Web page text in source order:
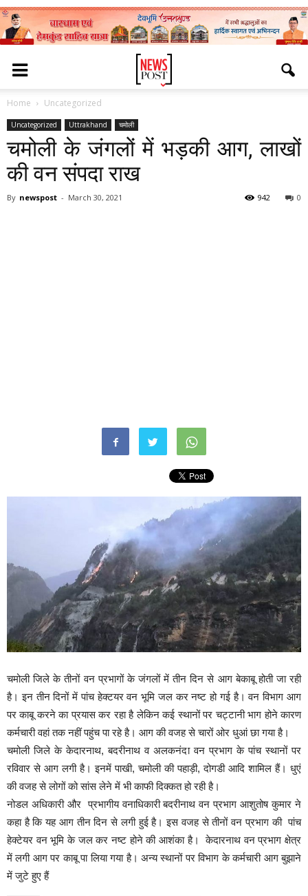
Home Uncategorized
Uncategorized Uttrakhand चमोली
चमोली के जंगलों में भड़की आग, लाखों
की वन संपदा राख
By newspost - March 30, 2021 0
942
चमोली जिले के तीनों वन प्रभागों के जंगलों में तीन दिन से आग बेकाबू होती जा रही
है। इन तीन दिनों में पांच हेक्टयर वन भूमि जल कर नष्ट हो गई है। वन विभाग आग
पर काबू करने का प्रयास कर रहा है लेकिन कई स्थानों पर चट्टानी भाग होने कारण
कर्मचारी वहां तक नहीं पहुंच पा रहे है। आग की वजह से चारों ओर धुआं छा गया है।
चमोली जिले के केदारनाथ, बदरीनाथ व अलकनंदा वन प्रभाग के पांच स्थानों पर
रविवार से आग लगी है। इनमें पाखी, चमोली की पहाड़ी, दोगडी आदि शामिल हैं। धुएं
की वजह से लोगों को सांस लेने में भी काफी दिक्कत हो रही है।
नोडल अधिकारी और प्रभागीय वनाधिकारी बदरीनाथ वन प्रभाग आशुतोष कुमार ने
कहा है कि यह आग तीन दिन से लगी हुई है। इस वजह से तीनों वन प्रभाग की पांच
हेक्टेयर वन भूमि के जल कर नष्ट होने की आशंका है। केदारनाथ वन प्रभाग क्षेत्र
में लगी आग पर काबू पा लिया गया है। अन्य स्थानों पर विभाग के कर्मचारी आग बुझाने
में जुटे हुए हैं